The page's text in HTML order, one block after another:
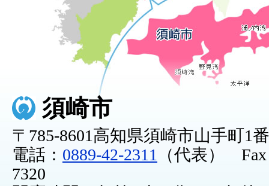
須崎市
〒785-8601高知県須崎市山手町1
電話： 0889-42-2311
（代表） Fax
7320